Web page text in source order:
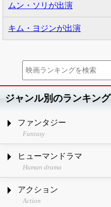
ムン・ソリが出演
キム・ヨジンが出演
ジャンル別のランキング
ファンタジー
Fantasy
ヒューマンドラマ
Human drama
アクション
Action